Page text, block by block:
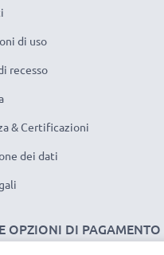
intelligente,
CELLONIC. Ordina ora,
OPZIONI DI PAGAMENTO
di uso
recesso
& Certificazioni
dei dati